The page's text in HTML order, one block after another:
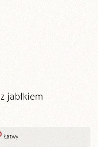
jabłkiem
Łatwy